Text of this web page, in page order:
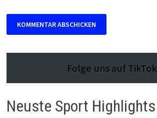
Folge uns auf TikTok
Neuste Sport Highlights